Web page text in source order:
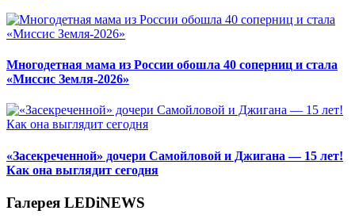
Многодетная мама из России обошла 40 соперниц и стала
«Миссис Земля-2026»
«Засекреченной» дочери Самойловой и Джигана — 15 лет!
Как она выглядит сегодня
Галерея LEDiNEWS